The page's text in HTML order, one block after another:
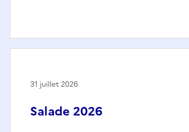
Salade 2026
31 juillet 2026